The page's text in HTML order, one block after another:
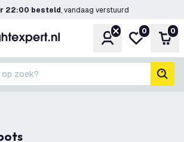
22:00 besteld, vandaag verstuurd
Account
Mijn
0 0
zoek?